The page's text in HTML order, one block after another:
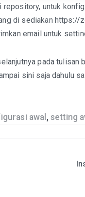
untuk
di sediakan https://
email untuk
pada tulisan
sini saja dahulu
awal , setting